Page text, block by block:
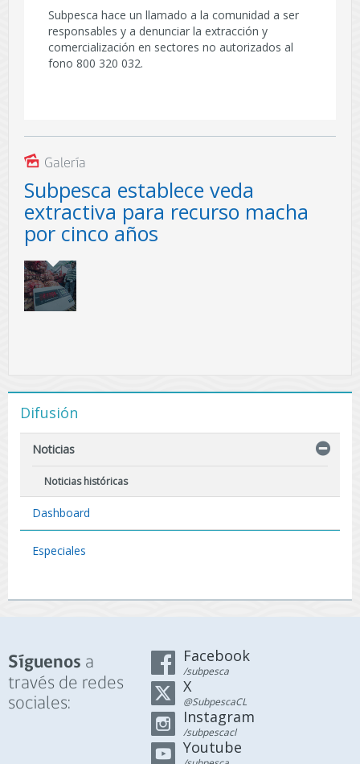
Subpesca hace un llamado a la comunidad a ser
responsables y a denunciar la extracción y
comercialización en sectores no autorizados al
fono 800 320 032.
Galería
Subpesca establece veda
extractiva para recurso macha
por cinco años
A partir de este
procesamiento y
almacenamiento
de este recurso y
de productos
regiones de
Valparaíso,
O’Higgins y El
Maule. Medida
los bancos de
Difusión
Noticias
Noticias históricas
Dashboard
Especiales
Síguenos a
través de redes
sociales:
Facebook
/subpesca
X
@SubpescaCL
Instagram
/subpescacl
Youtube